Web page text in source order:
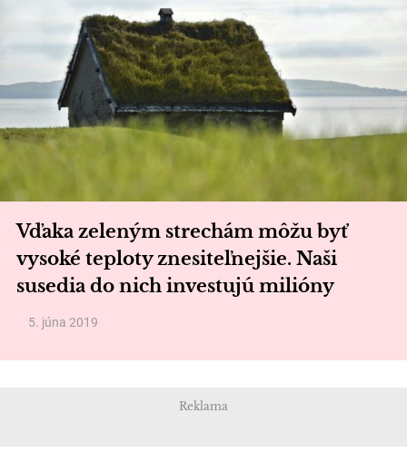
Vďaka zeleným strechám môžu byť
vysoké teploty znesiteľnejšie. Naši
susedia do nich investujú milióny
5. júna 2019
Reklama